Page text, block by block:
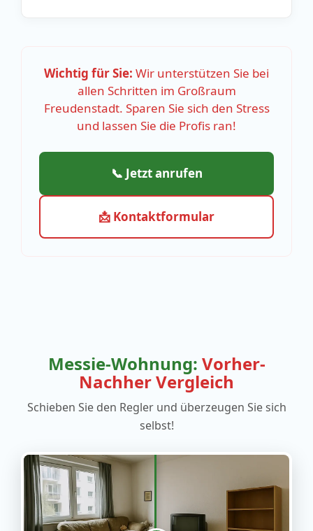
Wichtig für Sie: Wir unterstützen Sie bei
allen Schritten im Großraum
Freudenstadt. Sparen Sie sich den Stress
und lassen Sie die Profis ran!
📞 Jetzt anrufen
📩 Kontaktformular
Messie-Wohnung: Vorher-
Nachher Vergleich
Schieben Sie den Regler und überzeugen Sie sich
selbst!